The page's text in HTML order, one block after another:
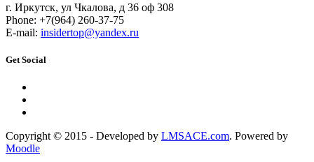
г. Иркутск, ул Чкалова, д 36 оф 308
Phone: +7(964) 260-37-75
E-mail: insidertop@yandex.ru
Get Social
Copyright © 2015 - Developed by LMSACE.com. Powered by
Moodle